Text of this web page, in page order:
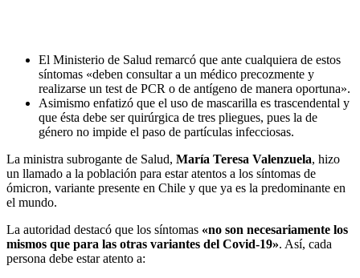
El Ministerio de Salud remarcó que ante cualquiera de estos
síntomas «deben consultar a un médico precozmente y
realizarse un test de PCR o de antígeno de manera oportuna».
Asimismo enfatizó que el uso de mascarilla es trascendental y
que ésta debe ser quirúrgica de tres pliegues, pues la de
género no impide el paso de partículas infecciosas.
La ministra subrogante de Salud, María Teresa Valenzuela, hizo
un llamado a la población para estar atentos a los síntomas de
ómicron, variante presente en Chile y que ya es la predominante en
el mundo.
La autoridad destacó que los síntomas «no son necesariamente los
mismos que para las otras variantes del Covid-19». Así, cada
persona debe estar atento a: